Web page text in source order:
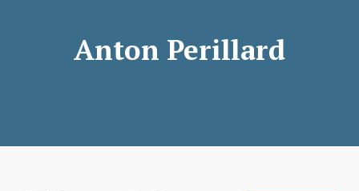
Anton Perillard